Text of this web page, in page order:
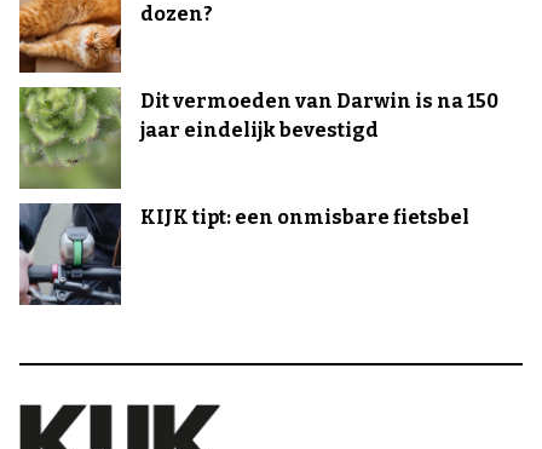
dozen?
Dit vermoeden van Darwin is na 150
jaar eindelijk bevestigd
KIJK tipt: een onmisbare fietsbel